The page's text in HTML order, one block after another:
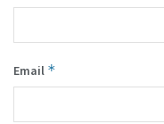
Email *